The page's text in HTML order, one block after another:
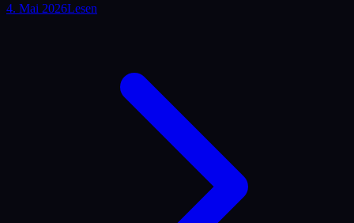
4. Mai 2026Lesen